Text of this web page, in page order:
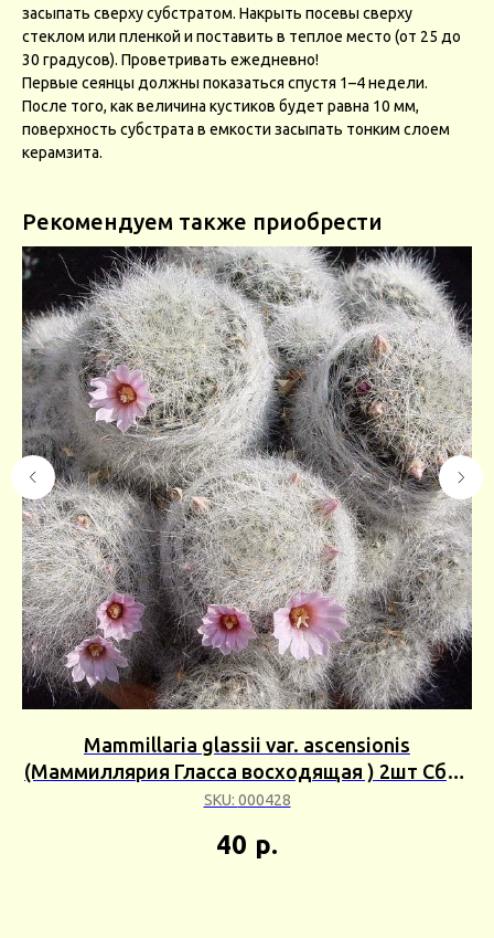
засыпать сверху субстратом. Накрыть посевы сверху
стеклом или пленкой и поставить в теплое место (от 25 до
30 градусов). Проветривать ежедневно!
Первые сеянцы должны показаться спустя 1–4 недели.
После того, как величина кустиков будет равна 10 мм,
поверхность субстрата в емкости засыпать тонким слоем
керамзита.
Рекомендуем также приобрести
Mammillaria glassii var. ascensionis
(Маммиллярия Гласса восходящая ) 2шт Сбор
24г
SKU: 000428
40 р.